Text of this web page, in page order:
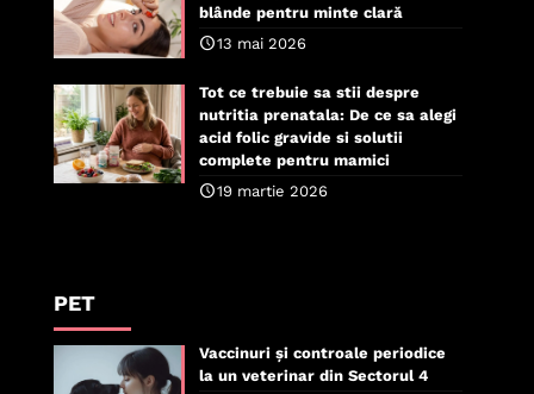
blânde pentru minte clară
13 mai 2026
Tot ce trebuie sa stii despre
nutritia prenatala: De ce sa alegi
acid folic gravide si solutii
complete pentru mamici
19 martie 2026
PET
Vaccinuri și controale periodice
la un veterinar din Sectorul 4